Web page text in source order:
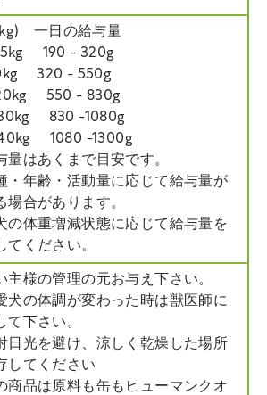
一日の給与量
5kg 190 - 320g
320 - 550g
550 - 830g
830 -1080g
1080 -1300g
量はあくまで目安です。
年齢・活動量に応じて給与量が
場合があります。
体重増減状態に応じて給与量を
てください。
主様の管理の元お与え下さい。
犬の体調が変わった時は獣医師に
て下さい。
日光を避け、涼しく乾燥した場所
してください
商品は原料も缶もヒューマンクオ